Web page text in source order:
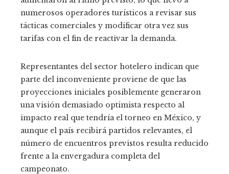
numerosos operadores turísticos a revisar sus
tácticas comerciales y modificar otra vez sus
tarifas con el fin de reactivar la demanda.
Representantes del sector hotelero indican que
parte del inconveniente proviene de que las
proyecciones iniciales posiblemente generaron
una visión demasiado optimista respecto al
impacto real que tendría el torneo en México, y
aunque el país recibirá partidos relevantes, el
número de encuentros previstos resulta reducido
frente a la envergadura completa del
campeonato.